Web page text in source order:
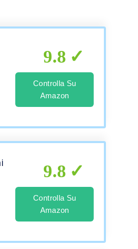
9.8
Controlla Su
Amazon
9.8
Controlla Su
Amazon